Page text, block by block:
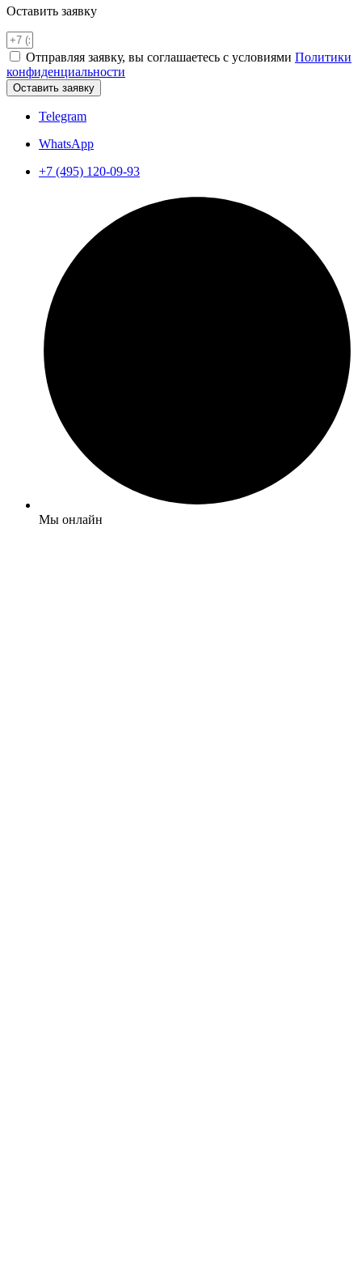
Оставить заявку
Отправляя заявку, вы соглашаетесь с условиями Политики
конфиденциальности
Оставить заявку
Telegram
WhatsApp
+7 (495) 120-09-93
Мы онлайн